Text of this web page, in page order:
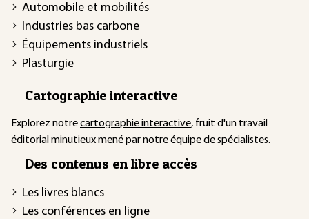
Automobile et mobilités
Industries bas carbone
Équipements industriels
Plasturgie
Cartographie interactive
Explorez notrecartographie interactive, fruit d'un travail
éditorial minutieux mené par notre équipe de spécialistes.
Des contenus en libre accès
Les livres blancs
Les conférences en ligne